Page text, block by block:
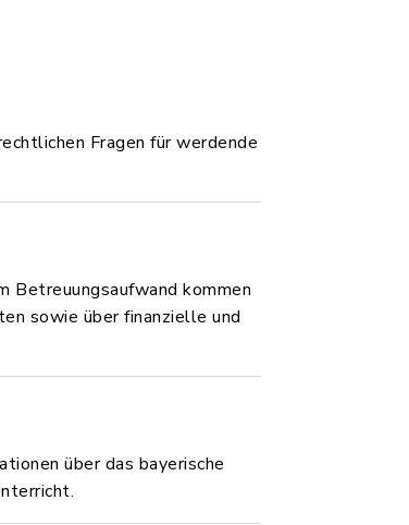
Fragen für werdende
Betreuungsaufwand kommen
sowie über finanzielle und
über das bayerische